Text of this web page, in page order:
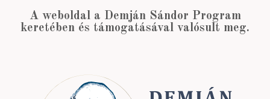
A weboldal a Demján Sándor Program
keretében és támogatásával valósult meg.